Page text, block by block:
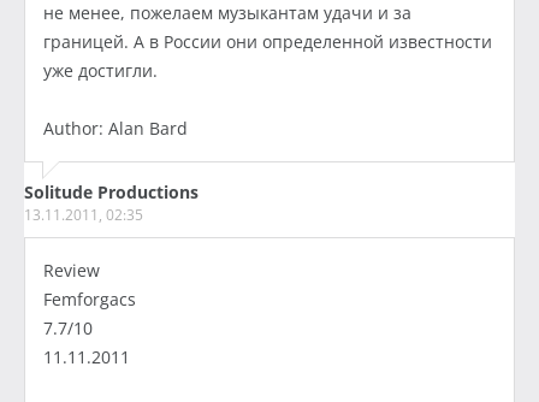
не менее, пожелаем музыкантам удачи и за
границей. А в России они определенной известности
уже достигли.
Author: Alan Bard
Solitude Productions
13.11.2011, 02:35
Review
Femforgacs
7.7/10
11.11.2011